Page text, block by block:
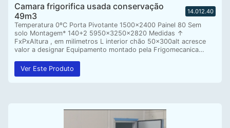
Camara frigorifica usada conservação
49m3
14.012.40
Temperatura 0ºC Porta Pivotante 1500×2400 Painel 80 Sem
solo Montagem* 140+2 5950x3250x2820 Medidas ↑
FxPxAltura , em milimetros L interior chão 50x300alt acresce
valor a designar Equipamento montado pela Frigomecanica…
Ver Este Produto